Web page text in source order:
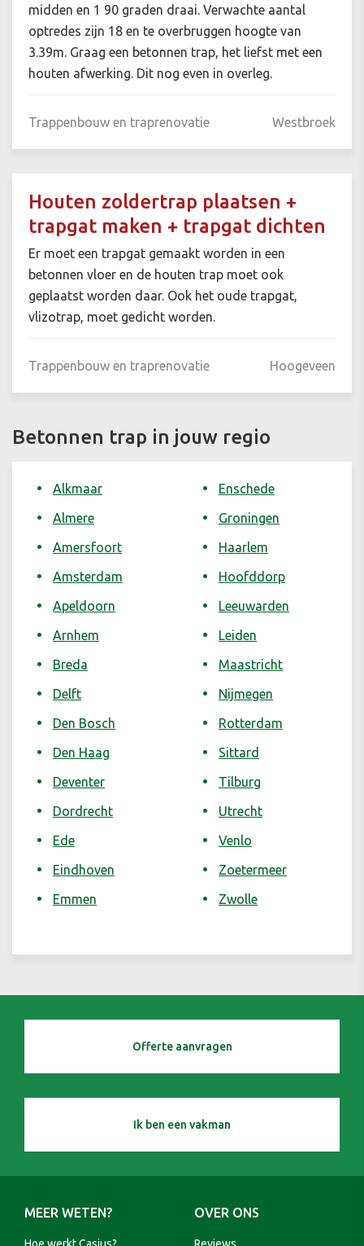
midden en 1 90 graden draai. Verwachte aantal
optredes zijn 18 en te overbruggen hoogte van
3.39m. Graag een betonnen trap, het liefst met een
houten afwerking. Dit nog even in overleg.
Trappenbouw en traprenovatie Westbroek
Houten zoldertrap plaatsen +
trapgat maken + trapgat dichten
Er moet een trapgat gemaakt worden in een
betonnen vloer en de houten trap moet ook
geplaatst worden daar. Ook het oude trapgat,
vlizotrap, moet gedicht worden.
Trappenbouw en traprenovatie Hoogeveen
Betonnen trap in jouw regio
Alkmaar
Almere
Amersfoort
Amsterdam
Apeldoorn
Arnhem
Breda
Delft
Den Bosch
Den Haag
Deventer
Dordrecht
Ede
Eindhoven
Emmen
Enschede
Groningen
Haarlem
Hoofddorp
Leeuwarden
Leiden
Maastricht
Nijmegen
Rotterdam
Sittard
Tilburg
Utrecht
Venlo
Zoetermeer
Zwolle
Offerte aanvragen
Ik ben een vakman
MEER WETEN? OVER ONS